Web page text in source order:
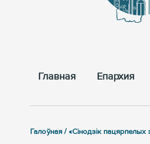
Главная Епархия
Галоўная / «Сінодзік